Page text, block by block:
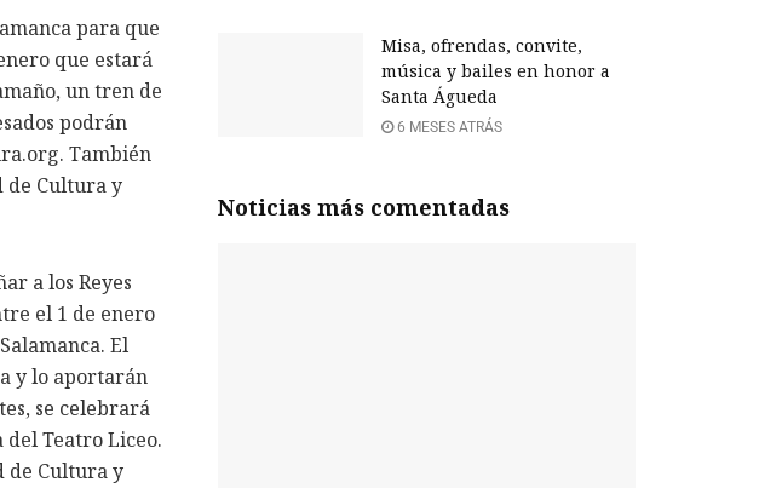
para que
que estará
un tren de
podrán
También
de Cultura y
a los Reyes
el 1 de enero
El
y lo aportarán
se celebrará
del Teatro Liceo.
de Cultura y
Misa, ofrendas, convite,
música y bailes en honor a
Santa Águeda
6 MESES ATRÁS
Noticias más comentadas